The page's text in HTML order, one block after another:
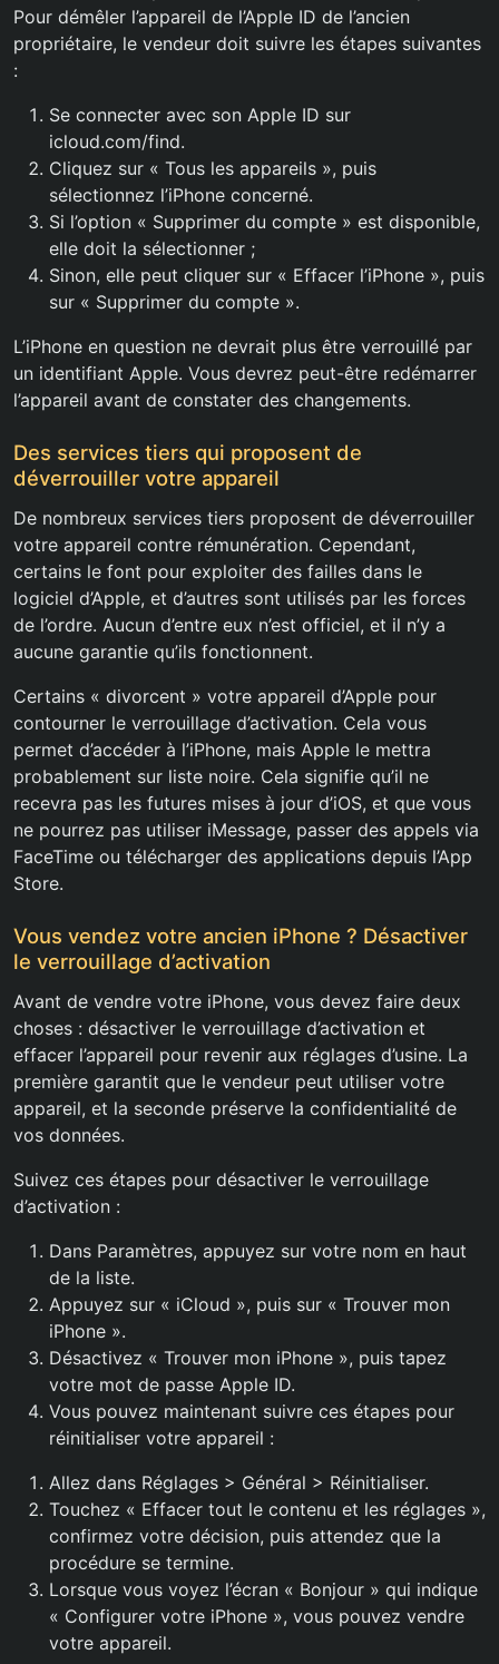
Pour démêler l’appareil de l’Apple ID de l’ancien
propriétaire, le vendeur doit suivre les étapes suivantes
:
Se connecter avec son Apple ID sur
icloud.com/find.
Cliquez sur « Tous les appareils », puis
sélectionnez l’iPhone concerné.
Si l’option « Supprimer du compte » est disponible,
elle doit la sélectionner ;
Sinon, elle peut cliquer sur « Effacer l’iPhone », puis
sur « Supprimer du compte ».
L’iPhone en question ne devrait plus être verrouillé par
un identifiant Apple. Vous devrez peut-être redémarrer
l’appareil avant de constater des changements.
Des services tiers qui proposent de
déverrouiller votre appareil
De nombreux services tiers proposent de déverrouiller
votre appareil contre rémunération. Cependant,
certains le font pour exploiter des failles dans le
logiciel d’Apple, et d’autres sont utilisés par les forces
de l’ordre. Aucun d’entre eux n’est officiel, et il n’y a
aucune garantie qu’ils fonctionnent.
Certains « divorcent » votre appareil d’Apple pour
contourner le verrouillage d’activation. Cela vous
permet d’accéder à l’iPhone, mais Apple le mettra
probablement sur liste noire. Cela signifie qu’il ne
recevra pas les futures mises à jour d’iOS, et que vous
ne pourrez pas utiliser iMessage, passer des appels via
FaceTime ou télécharger des applications depuis l’App
Store.
Vous vendez votre ancien iPhone ? Désactiver
le verrouillage d’activation
Avant de vendre votre iPhone, vous devez faire deux
choses : désactiver le verrouillage d’activation et
effacer l’appareil pour revenir aux réglages d’usine. La
première garantit que le vendeur peut utiliser votre
appareil, et la seconde préserve la confidentialité de
vos données.
Suivez ces étapes pour désactiver le verrouillage
d’activation :
Dans Paramètres, appuyez sur votre nom en haut
de la liste.
Appuyez sur « iCloud », puis sur « Trouver mon
iPhone ».
Désactivez « Trouver mon iPhone », puis tapez
votre mot de passe Apple ID.
Vous pouvez maintenant suivre ces étapes pour
réinitialiser votre appareil :
Allez dans Réglages > Général > Réinitialiser.
Touchez « Effacer tout le contenu et les réglages »,
confirmez votre décision, puis attendez que la
procédure se termine.
Lorsque vous voyez l’écran « Bonjour » qui indique
« Configurer votre iPhone », vous pouvez vendre
votre appareil.